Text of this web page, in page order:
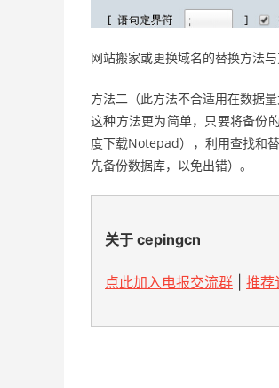
网站搬家或更换域名的替换方法与
方法二（此方法不合适用在数据量
这种方法更为简单，只要将备份
度下载Notepad），利用查找和
先备份数据库，以免出错）。
关于 cepingcn
点此加入电报交流群 推荐